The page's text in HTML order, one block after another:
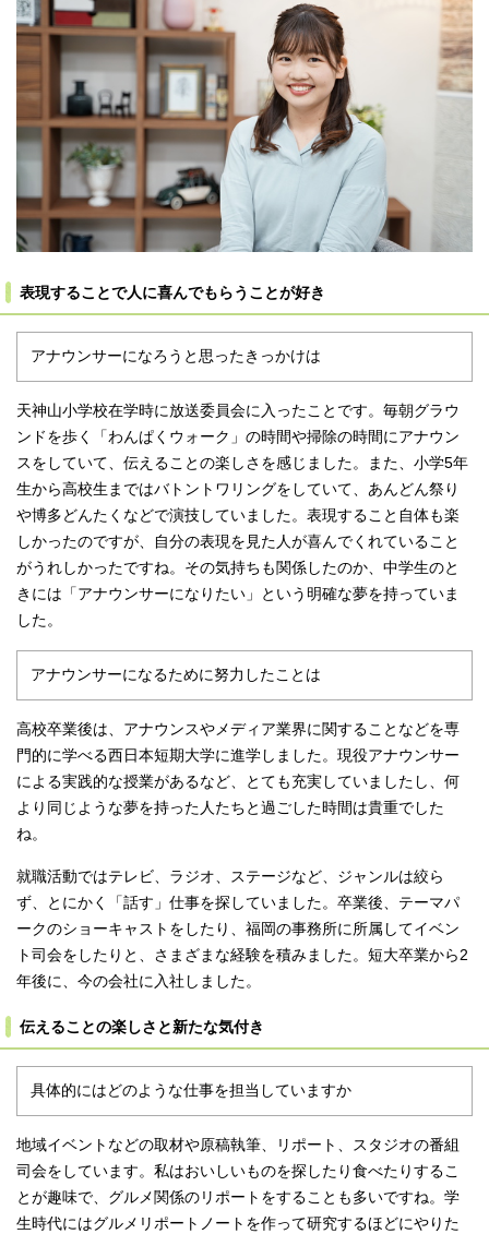
表現することで人に喜んでもらうことが好き
アナウンサーになろうと思ったきっかけは
天神山小学校在学時に放送委員会に入ったことです。毎朝グラウ
ンドを歩く「わんぱくウォーク」の時間や掃除の時間にアナウン
スをしていて、伝えることの楽しさを感じました。また、小学5年
生から高校生まではバトントワリングをしていて、あんどん祭り
や博多どんたくなどで演技していました。表現すること自体も楽
しかったのですが、自分の表現を見た人が喜んでくれていること
がうれしかったですね。その気持ちも関係したのか、中学生のと
きには「アナウンサーになりたい」という明確な夢を持っていま
した。
アナウンサーになるために努力したことは
高校卒業後は、アナウンスやメディア業界に関することなどを専
門的に学べる西日本短期大学に進学しました。現役アナウンサー
による実践的な授業があるなど、とても充実していましたし、何
より同じような夢を持った人たちと過ごした時間は貴重でした
ね。
就職活動ではテレビ、ラジオ、ステージなど、ジャンルは絞ら
ず、とにかく「話す」仕事を探していました。卒業後、テーマパ
ークのショーキャストをしたり、福岡の事務所に所属してイベン
ト司会をしたりと、さまざまな経験を積みました。短大卒業から2
年後に、今の会社に入社しました。
伝えることの楽しさと新たな気付き
具体的にはどのような仕事を担当していますか
地域イベントなどの取材や原稿執筆、リポート、スタジオの番組
司会をしています。私はおいしいものを探したり食べたりするこ
とが趣味で、グルメ関係のリポートをすることも多いですね。学
生時代にはグルメリポートノートを作って研究するほどにやりた